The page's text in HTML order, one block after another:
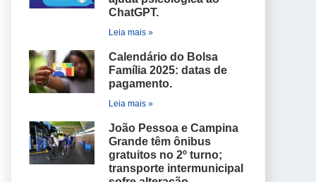
ChatGPT.
Leia mais »
Calendário do Bolsa
Família 2025: datas de
pagamento.
Leia mais »
João Pessoa e Campina
Grande têm ônibus
gratuitos no 2º turno;
transporte intermunicipal